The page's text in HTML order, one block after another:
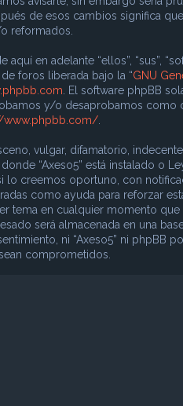
de esos cambios significa
reformados.
en adelante “ellos”, “sus”,
de foros liberada bajo la “GNU
. El software phpBB
y/o desaprobamos como
www.phpbb.com/.
vulgar, difamatorio,
“Axeso5” está instalado o
lo creemos oportuno, con
como ayuda para reforzar
tema en cualquier momento
será almacenada en una
ni “Axeso5” ni phpBB
comprometidos.